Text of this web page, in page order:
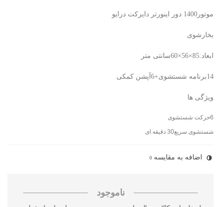
موتور1400 دور اینورتر دایرکت درایو
بخارشوی
ابعاد:85×56×60سانتی متر
14برنامه شستشوی+6آپشن کمکی
ویژگی ها
6حرکت شستشوی
شستشوی سریع30 دقیقه ای
اضافه به مقایسه 0
ناموجود